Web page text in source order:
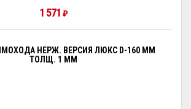
1 571 ₽
НЕРЖ. ВЕРСИЯ ЛЮКС D-160 ММ
ТОЛЩ. 1 ММ